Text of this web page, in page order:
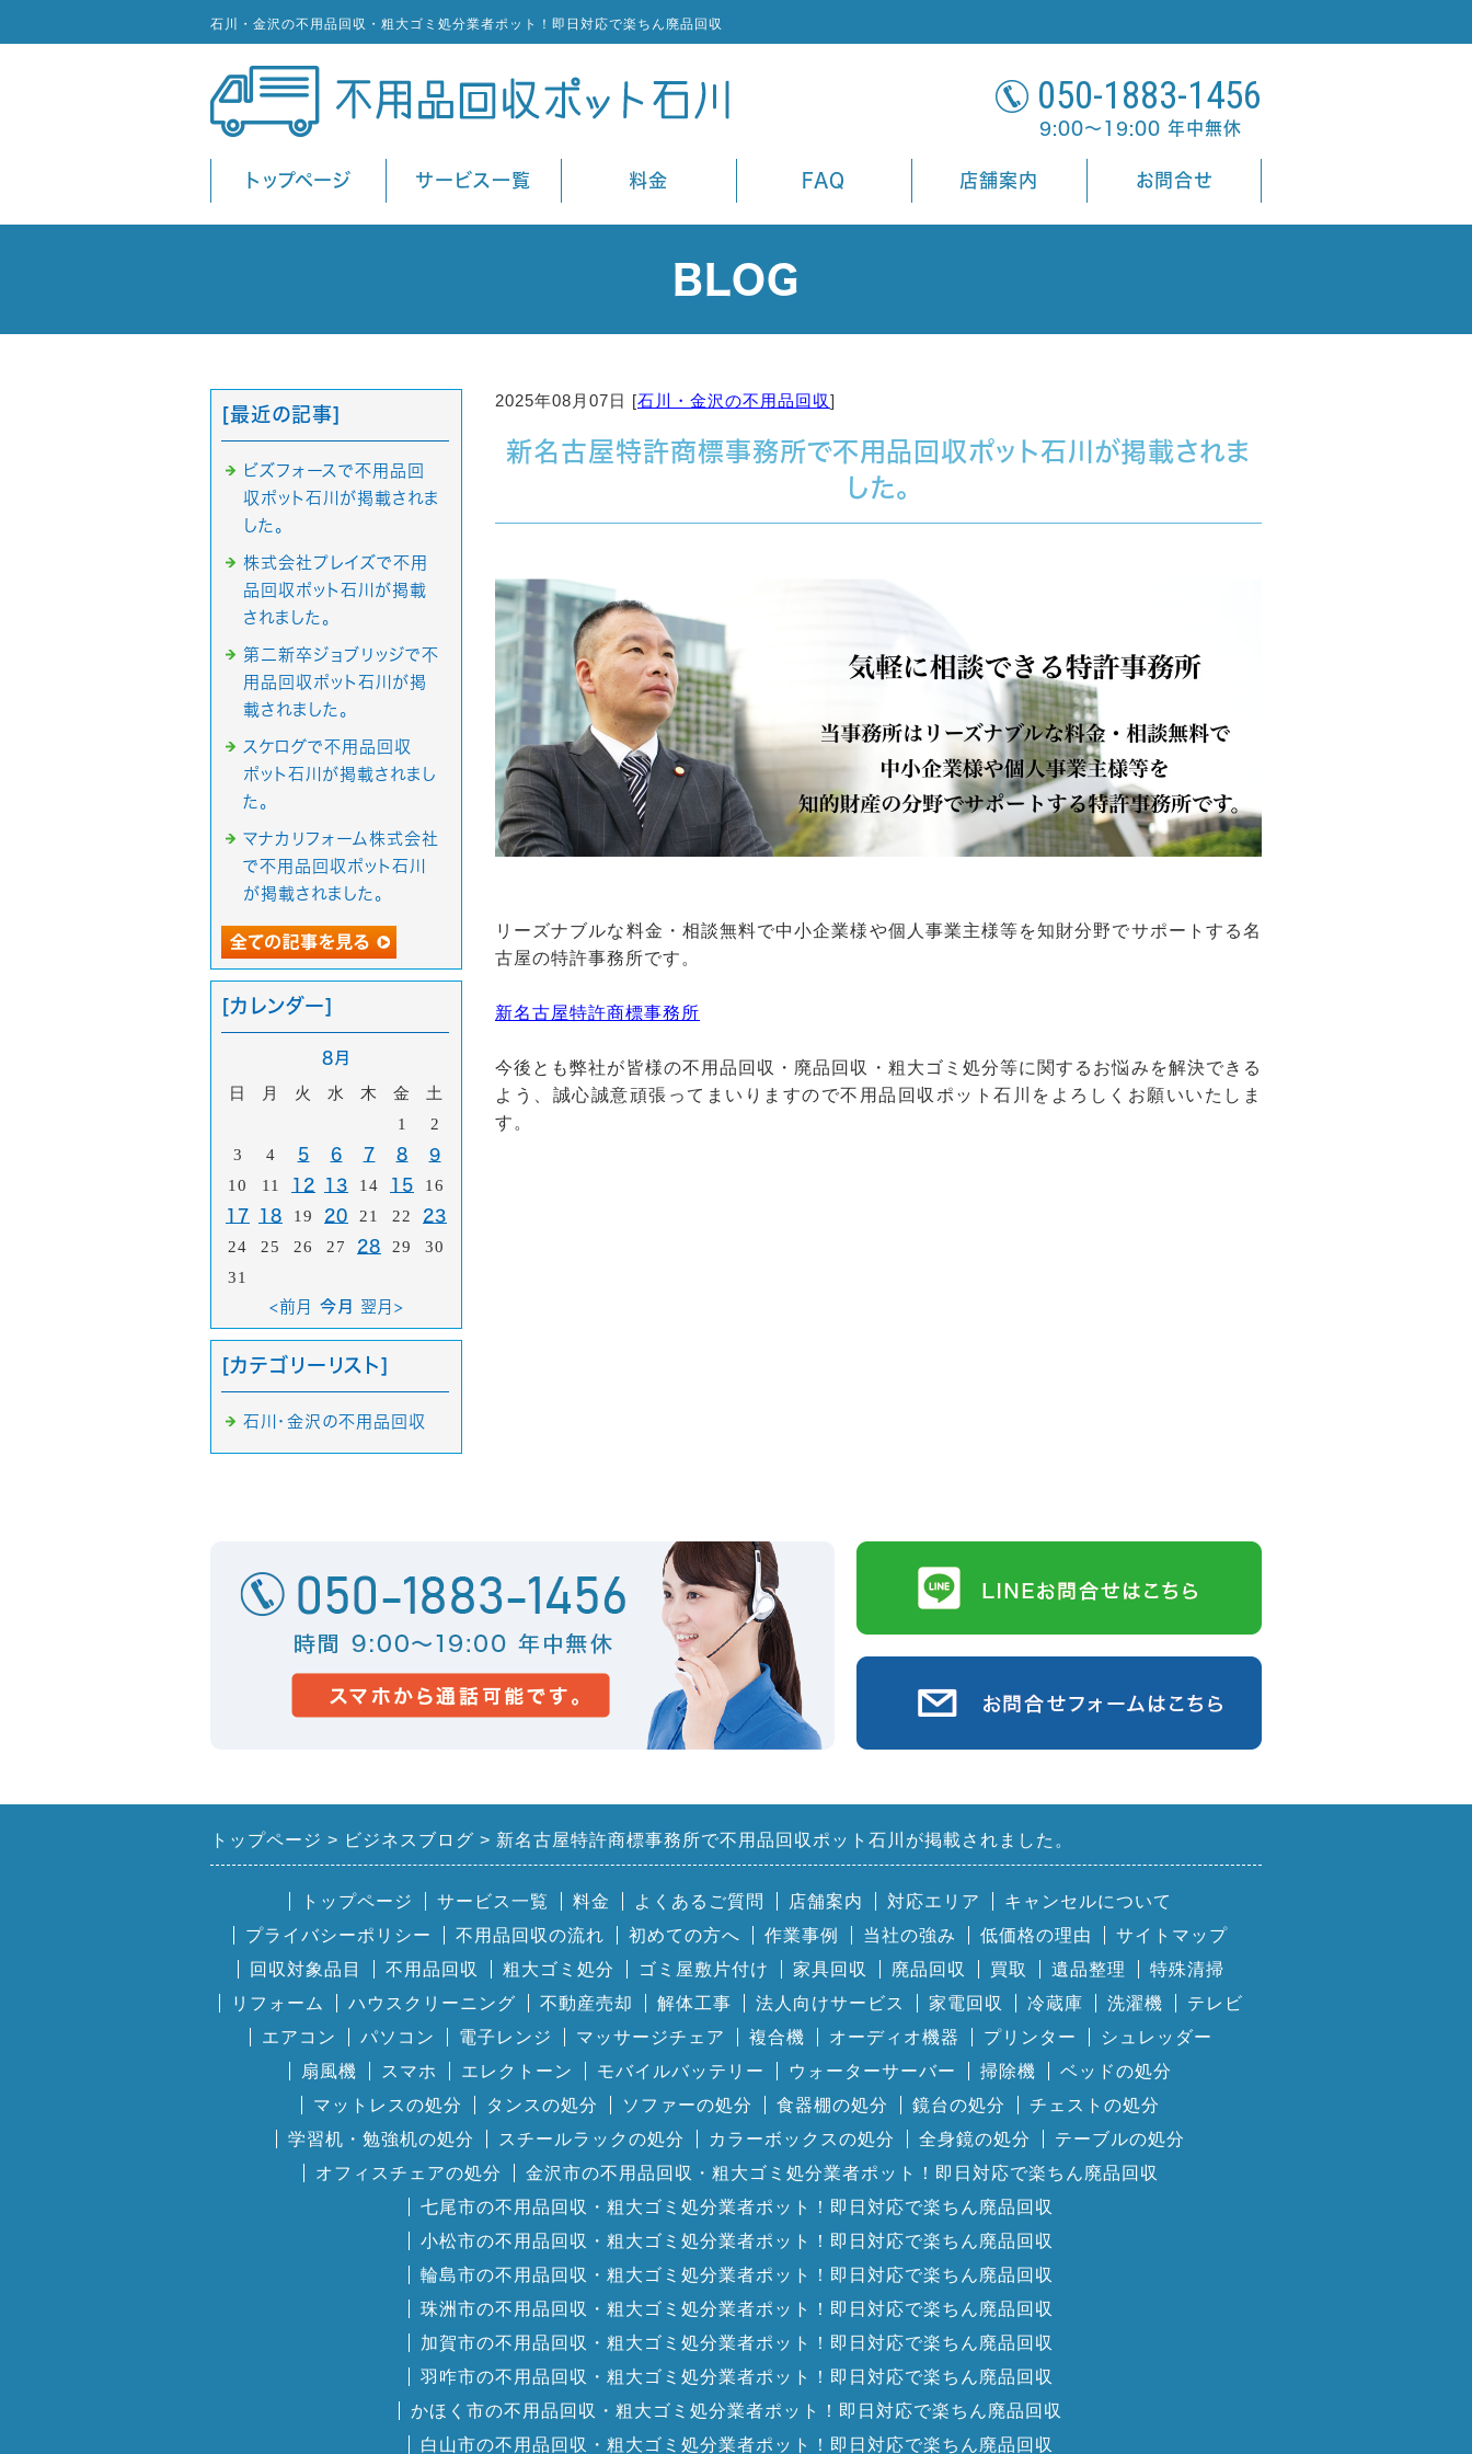
石川・金沢の不用品回収・粗大ゴミ処分業者ポット！即日対応で楽ちん廃品回収
050-1883-1456
9:00～19:00 年中無休
トップページ サービス一覧 料金 FAQ 店舗案内 お問合せ
BLOG
2025年08月07日 [石川・金沢の不用品回収]
新名古屋特許商標事務所で不用品回収ポット石川が掲載されま
した。
リーズナブルな料金・相談無料で中小企業様や個人事業主様等を知財分野でサポートする名
古屋の特許事務所です。
新名古屋特許商標事務所
今後とも弊社が皆様の不用品回収・廃品回収・粗大ゴミ処分等に関するお悩みを解決できる
よう、誠心誠意頑張ってまいりますので不用品回収ポット石川をよろしくお願いいたしま
す。
[最近の記事]
ビズフォースで不用品回
収ポット石川が掲載されま
した。
株式会社プレイズで不用
品回収ポット石川が掲載
されました。
第二新卒ジョブリッジで不
用品回収ポット石川が掲
載されました。
スケログで不用品回収
ポット石川が掲載されまし
た。
マナカリフォーム株式会社
で不用品回収ポット石川
が掲載されました。
[カレンダー]
8月
日 月 火 水 木 金
土
1
2
3
4 5 6 7 8 9
10 11 12 13 14 15 16
17 18 19 20 21 22 23
24 25 26 27 28 29
30
31
<前月 今月 翌月>
[カテゴリーリスト]
石川・金沢の不用品回収
トップページ ビジネスブログ 新名古屋特許商標事務所で不用品回収ポット石川が掲載されました。
トップページ サービス一覧 料金 よくあるご質問 店舗案内 対応エリア
キャンセルについて
プライバシーポリシー
不用品回収の流れ 初めての方へ 作業事例 当社の強み 低価格の理由
サイトマップ
回収対象品目
不用品回収 粗大ゴミ処分 ゴミ屋敷片付け 家具回収 廃品回収 買取 遺品整理
特殊清掃
リフォーム
ハウスクリーニング 不動産売却 解体工事 法人向けサービス 家電回収 冷蔵庫 洗濯機
テレビ
エアコン
パソコン 電子レンジ マッサージチェア 複合機 オーディオ機器 プリンター
シュレッダー
扇風機
スマホ エレクトーン モバイルバッテリー ウォーターサーバー 掃除機
ベッドの処分
マットレスの処分
タンスの処分 ソファーの処分 食器棚の処分 鏡台の処分
チェストの処分
学習机・勉強机の処分
スチールラックの処分 カラーボックスの処分 全身鏡の処分
テーブルの処分
オフィスチェアの処分
金沢市の不用品回収・粗大ゴミ処分業者ポット！即日対応で楽ちん廃品回収
七尾市の不用品回収・粗大ゴミ処分業者ポット！即日対応で楽ちん廃品回収
小松市の不用品回収・粗大ゴミ処分業者ポット！即日対応で楽ちん廃品回収
輪島市の不用品回収・粗大ゴミ処分業者ポット！即日対応で楽ちん廃品回収
珠洲市の不用品回収・粗大ゴミ処分業者ポット！即日対応で楽ちん廃品回収
加賀市の不用品回収・粗大ゴミ処分業者ポット！即日対応で楽ちん廃品回収
羽咋市の不用品回収・粗大ゴミ処分業者ポット！即日対応で楽ちん廃品回収
かほく市の不用品回収・粗大ゴミ処分業者ポット！即日対応で楽ちん廃品回収
白山市の不用品回収・粗大ゴミ処分業者ポット！即日対応で楽ちん廃品回収